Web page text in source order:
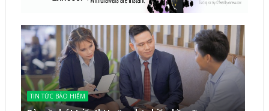
TIN TỨC BẢO HIỂM